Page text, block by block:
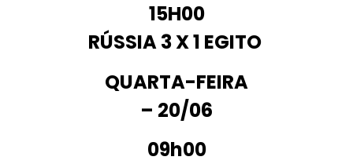
15H00
RÚSSIA3 X 1 EGITO
QUARTA-FEIRA
– 20/06
09h00